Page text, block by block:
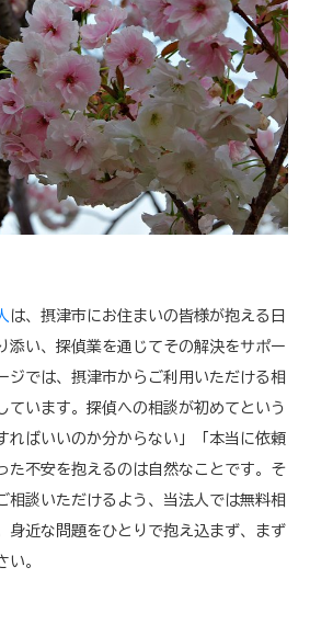
は、摂津市にお住まいの皆様が抱える日
添い、探偵業を通じてその解決をサポー
ジでは、摂津市からご利用いただける相
ています。探偵への相談が初めてという
ればいいのか分からない」「本当に依頼
た不安を抱えるのは自然なことです。そ
相談いただけるよう、当法人では無料相
身近な問題をひとりで抱え込まず、まず
。